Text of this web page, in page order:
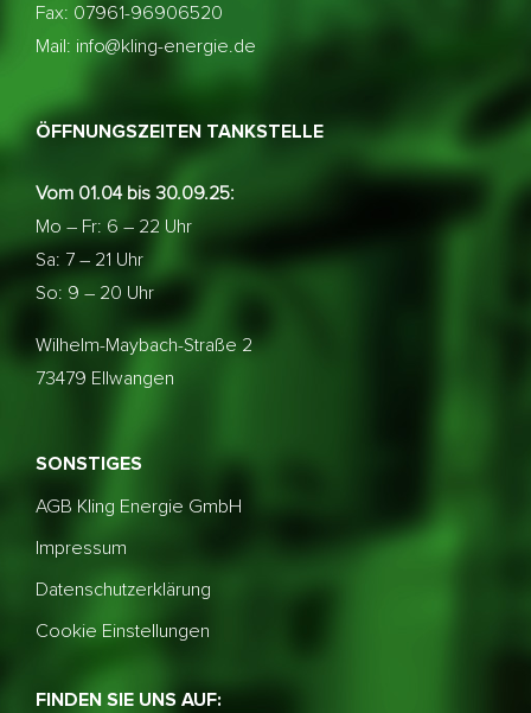
Fax: 07961-96906520
Mail: info@kling-energie.de
ÖFFNUNGSZEITEN TANKSTELLE
Vom 01.04 bis 30.09.25:
Mo – Fr: 6 – 22 Uhr
Sa: 7 – 21 Uhr
So: 9 – 20 Uhr
Wilhelm-Maybach-Straße 2
73479 Ellwangen
SONSTIGES
AGB Kling Energie GmbH
Impressum
Datenschutzerklärung
Cookie Einstellungen
FINDEN SIE UNS AUF: